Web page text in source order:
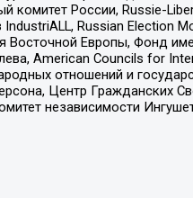
России, Russie-
Russian Election
Восточной Европы, Фонд
American Councils for
отношений и
Центр Гражданских
независимости